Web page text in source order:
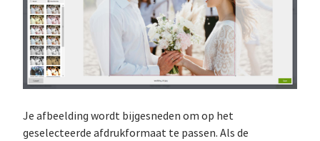
Je afbeelding wordt bijgesneden om op het
geselecteerde afdrukformaat te passen. Als de